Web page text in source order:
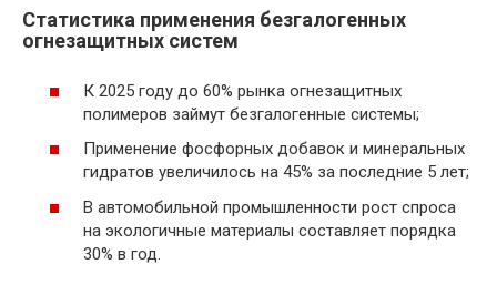
Статистика применения безгалогенных
огнезащитных систем
К 2025 году до 60% рынка огнезащитных
полимеров займут безгалогенные системы;
Применение фосфорных добавок и минеральных
гидратов увеличилось на 45% за последние 5 лет;
В автомобильной промышленности рост спроса
на экологичные материалы составляет порядка
30% в год.